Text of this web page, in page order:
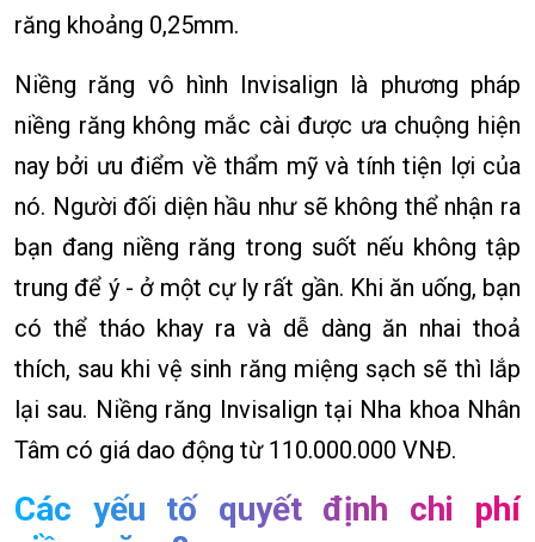
răng khoảng 0,25mm.
Niềng răng vô hình Invisalign là phương pháp
niềng răng không mắc cài được ưa chuộng hiện
nay bởi ưu điểm về thẩm mỹ và tính tiện lợi của
nó. Người đối diện hầu như sẽ không thể nhận ra
bạn đang niềng răng trong suốt nếu không tập
trung để ý - ở một cự ly rất gần. Khi ăn uống, bạn
có thể tháo khay ra và dễ dàng ăn nhai thoả
thích, sau khi vệ sinh răng miệng sạch sẽ thì lắp
lại sau. Niềng răng Invisalign tại Nha khoa Nhân
Tâm có giá dao động từ 110.000.000 VNĐ.
Các yếu tố quyết định chi phí